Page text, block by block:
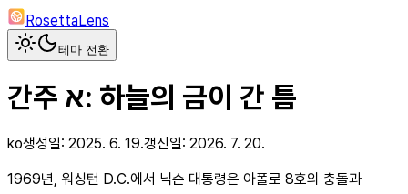
RosettaLens
테마 전환
간주 א: 하늘의 금이 간 틈
ko생성일: 2025. 6. 19.갱신일: 2026. 7. 20.
1969년, 워싱턴 D.C.에서 닉슨 대통령은 아폴로 8호의 충돌과